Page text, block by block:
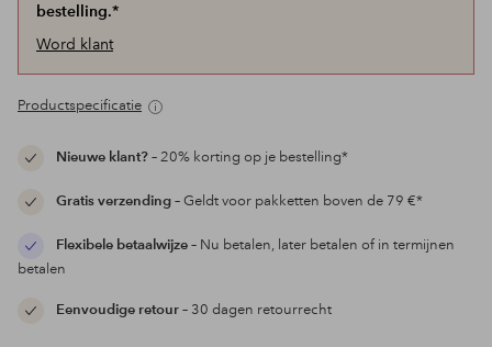
bestelling.*
Word klant
Productspecificatie
Nieuwe klant?– 20% korting op je bestelling*
Gratis verzending– Geldt voor pakketten boven de 79 €*
Flexibele betaalwijze– Nu betalen, later betalen of in termijnen
betalen
Eenvoudige retour– 30 dagen retourrecht